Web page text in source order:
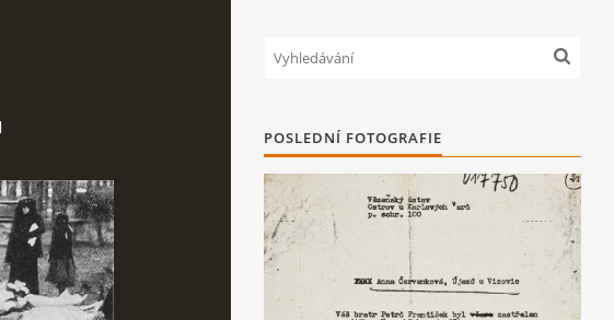
POSLEDNÍ FOTOGRAFIE